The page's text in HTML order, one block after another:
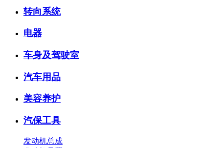
转向系统
电器
车身及驾驶室
汽车用品
美容养护
汽保工具
发动机总成